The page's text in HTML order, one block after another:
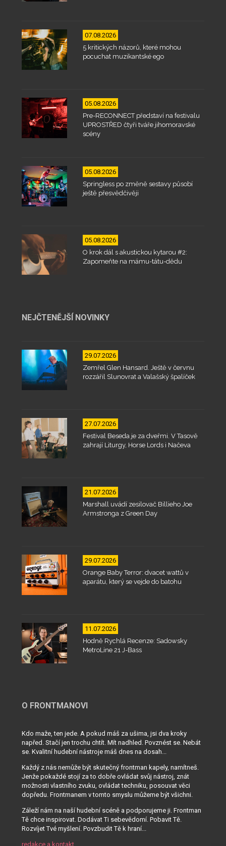
07.08.2026
5 kritických názorů, které mohou
pocuchat muzikantské ego
05.08.2026
Pre-RECONNECT představí na festivalu
UPROSTŘED čtyři tváře jihomoravské
scény
05.08.2026
Springless po změně sestavy působí
ještě přesvědčivěji
05.08.2026
O krok dál s akustickou kytarou #2:
Zapomeňte na mámu-tátu-dědu
NEJČTENĚJŠÍ NOVINKY
29.07.2026
Zemřel Glen Hansard. Ještě v červnu
rozzářil Slunovrat a Valašský špalíček
27.07.2026
Festival Beseda je za dveřmi. V Tasově
zahrají Liturgy, Horse Lords i Načeva
21.07.2026
Marshall uvádí zesilovač Billieho Joe
Armstronga z Green Day
29.07.2026
Orange Baby Terror: dvacet wattů v
aparátu, který se vejde do batohu
11.07.2026
Hodně Rychlá Recenze: Sadowsky
MetroLine 21 J-Bass
O FRONTMANOVI
Kdo maže, ten jede. A pokud máš za ušima, jsi dva kroky
napřed. Stačí jen trochu chtít. Mít nadhled. Povznést se. Nebát
se. Kvalitní hudební nástroje máš dnes na dosah...
Každý z nás nemůže být skutečný frontman kapely, namítneš.
Jenže pokaždé stojí za to dobře ovládat svůj nástroj, znát
možnosti vlastního zvuku, ovládat techniku, posouvat věci
dopředu. Frontmanem v tomto smyslu můžeme být všichni.
Záleží nám na naší hudební scéně a podporujeme ji. Frontman
Tě chce inspirovat. Dodávat Ti sebevědomí. Pobavit Tě.
Rozvíjet Tvé myšlení. Povzbudit Tě k hraní...
redakce a kontakt